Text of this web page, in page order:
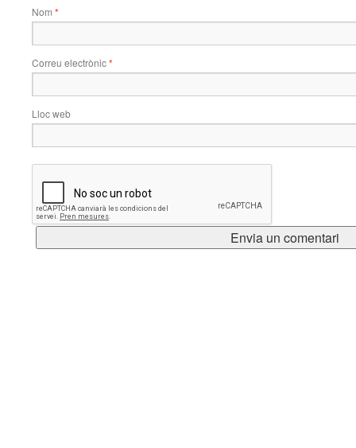
Nom *
Correu electrònic*
Lloc web